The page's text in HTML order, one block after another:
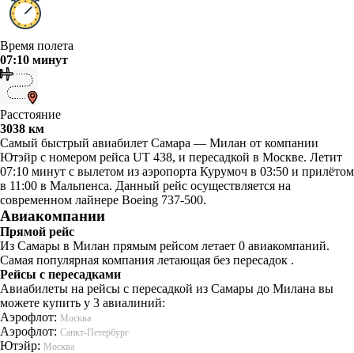
Время полета
07:10 минут
Расстояние
3038 км
Самый быстрый авиабилет Самара — Милан от компании
Ютэйр с номером рейса UT 438, и пересадкой в Москве. Летит
07:10 минут с вылетом из аэропорта Курумоч в 03:50 и прилётом
в 11:00 в Мальпенса. Данный рейс осуществляется на
современном лайнере Boeing 737-500.
Авиакомпании
Прямой рейс
Из Самары в Милан прямым рейсом летает 0 авиакомпаний.
Самая популярная компания летающая без пересадок .
Рейсы с пересадками
Авиабилеты на рейсы с пересадкой из Самары до Милана вы
можете купить у 3 авиалиний:
Аэрофлот: Москва
Аэрофлот: Санкт-Петербург
Ютэйр: Москва